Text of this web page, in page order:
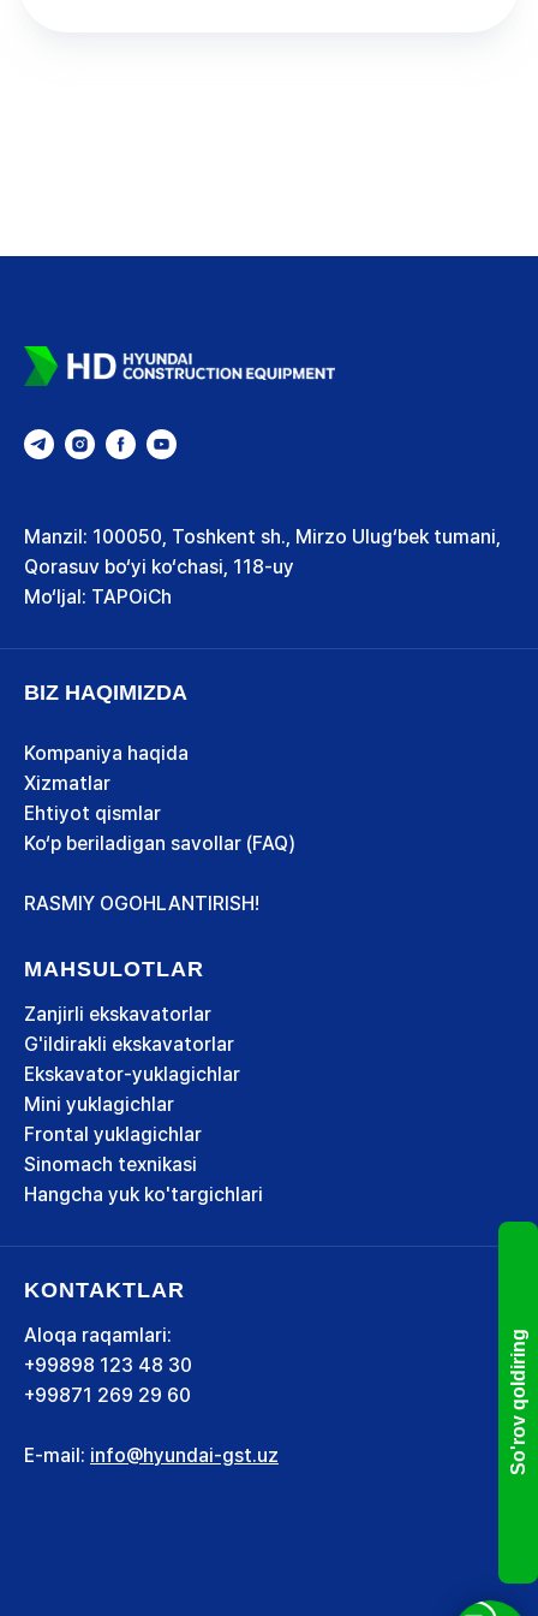
So'rov qoldiring
Manzil: 100050, Toshkent sh., Mirzo Ulug‘bek tumani,
Qorasuv bo‘yi ko‘chasi, 118-uy
Mo‘ljal: TAPOiCh
BIZ HAQIMIZDA
Kompaniya haqida
Xizmatlar
Ehtiyot qismlar
Ko‘p beriladigan savollar (FAQ)
RASMIY OGOHLANTIRISH!
MAHSULOTLAR
Zanjirli ekskavatorlar
G'ildirakli ekskavatorlar
Ekskavator-yuklagichlar
Mini yuklagichlar
Frontal yuklagichlar
Sinomach texnikasi
Hangcha yuk ko'targichlari
KONTAKTLAR
Aloqa raqamlari:
+99898 123 48 30
+99871 269 29 60
E-mail: info@hyundai-gst.uz